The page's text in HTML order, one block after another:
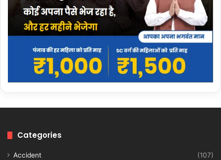
Categories
Accident
(107)